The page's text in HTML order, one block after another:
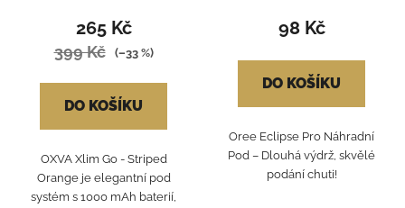
265 Kč
399 Kč (–33 %)
DO KOŠÍKU
OXVA Xlim Go - Striped
Orange je elegantní pod
systém s 1000 mAh baterií,
98 Kč
DO KOŠÍKU
Oree Eclipse Pro Náhradní
Pod – Dlouhá výdrž, skvělé
podání chuti!